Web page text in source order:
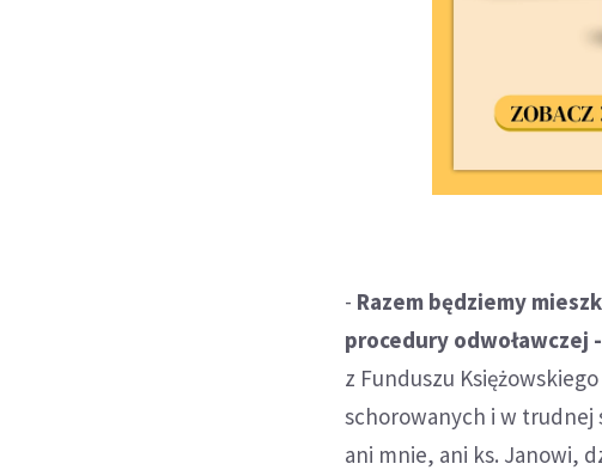
- Razem będziemy
procedury odwoławczej -
z Funduszu
schorowanych i w trudnej
ani mnie, ani ks. Janowi,